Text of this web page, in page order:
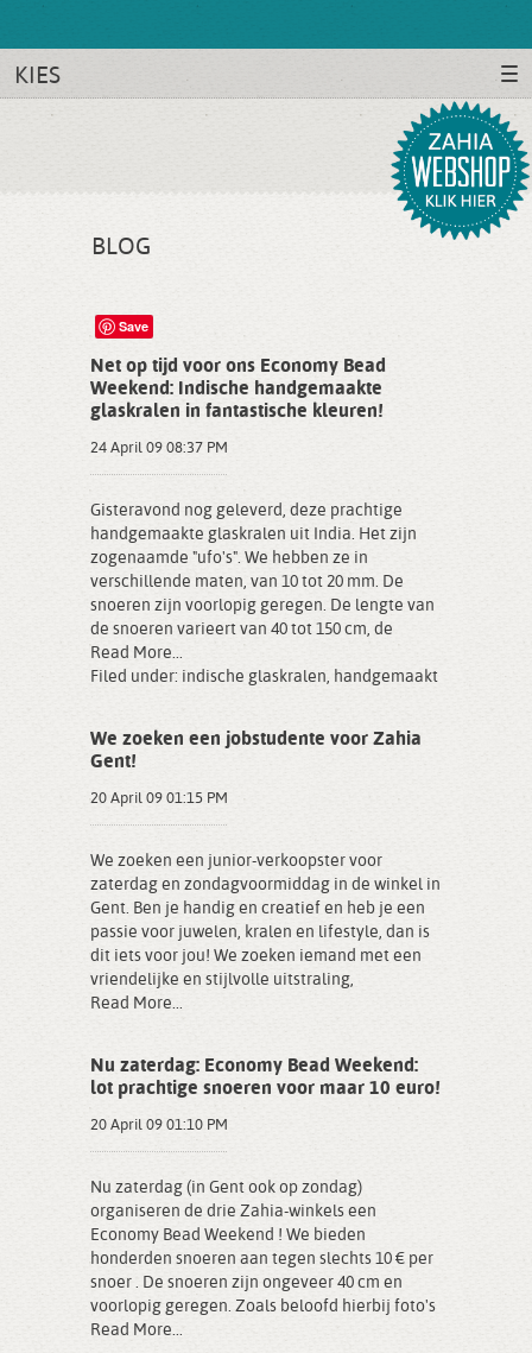
KIES
BLOG
Save
Net op tijd voor ons Economy Bead
Weekend: Indische handgemaakte
glaskralen in fantastische kleuren!
24 April 09 08:37 PM
Gisteravond nog geleverd, deze prachtige
handgemaakte glaskralen uit India. Het zijn
zogenaamde "ufo's". We hebben ze in
verschillende maten, van 10 tot 20 mm. De
snoeren zijn voorlopig geregen. De lengte van
de snoeren varieert van 40 tot 150 cm, de
Read More...
Filed under: indische glaskralen, handgemaakt
We zoeken een jobstudente voor Zahia
Gent!
20 April 09 01:15 PM
We zoeken een junior-verkoopster voor
zaterdag en zondagvoormiddag in de winkel in
Gent. Ben je handig en creatief en heb je een
passie voor juwelen, kralen en lifestyle, dan is
dit iets voor jou! We zoeken iemand met een
vriendelijke en stijlvolle uitstraling,
Read More...
Nu zaterdag: Economy Bead Weekend:
lot prachtige snoeren voor maar 10 euro!
20 April 09 01:10 PM
Nu zaterdag (in Gent ook op zondag)
organiseren de drie Zahia-winkels een
Economy Bead Weekend ! We bieden
honderden snoeren aan tegen slechts 10 € per
snoer . De snoeren zijn ongeveer 40 cm en
voorlopig geregen. Zoals beloofd hierbij foto's
Read More...